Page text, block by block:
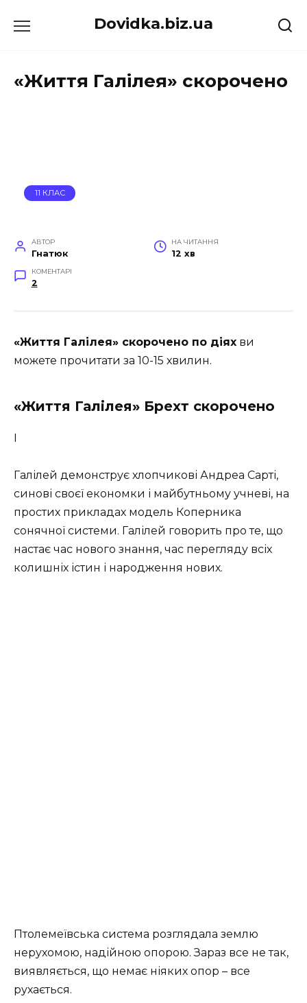
до
Dovidka.biz.ua
«Життя Галілея» скорочено
11 КЛАС
АВТОР
Гнатюк
НА ЧИТАННЯ
12 хв
КОМЕНТАРІ
2
«Життя Галілея» скорочено по діях ви
можете прочитати за 10-15 хвилин.
«Життя Галілея» Брехт скорочено
I
Галілей демонструє хлопчикові Андреа Сарті,
синові своєї економки і майбутньому учневі, на
простих прикладах модель Коперника
сонячної системи. Галілей говорить про те, що
настає час нового знання, час перегляду всіх
колишніх істин і народження нових.
Птолемеївська система розглядала землю
нерухомою, надійною опорою. Зараз все не так,
виявляється, що немає ніяких опор – все
рухається.